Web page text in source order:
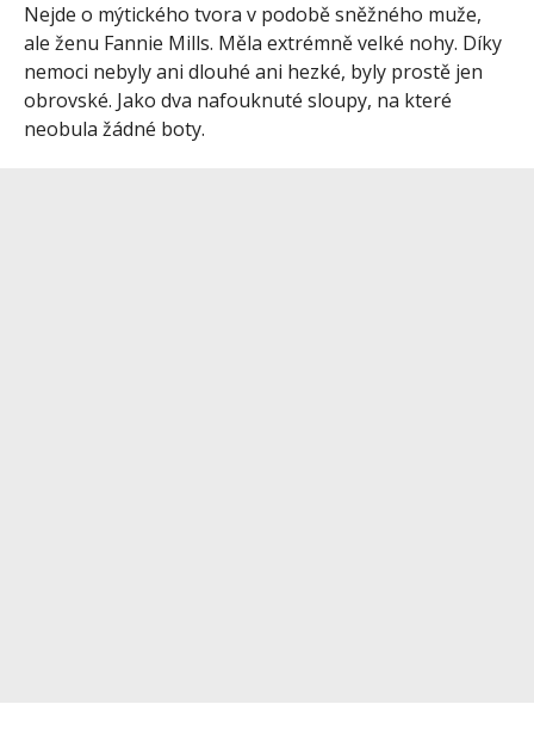
Nejde o mýtického tvora v podobě sněžného muže,
ale ženu Fannie Mills. Měla extrémně velké nohy. Díky
nemoci nebyly ani dlouhé ani hezké, byly prostě jen
obrovské. Jako dva nafouknuté sloupy, na které
neobula žádné boty.